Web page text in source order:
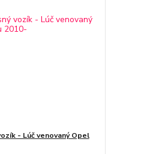
- Lúč venovaný Opel